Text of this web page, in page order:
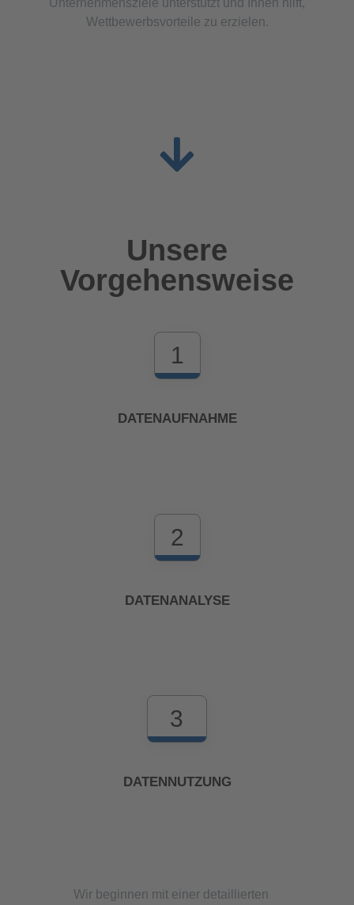
Unternehmensziele unterstützt und Ihnen hilft,
Wettbewerbsvorteile zu erzielen.
Unsere
Vorgehensweise
1
DATENAUFNAHME
2
DATENANALYSE
3
DATENNUTZUNG
Wir beginnen mit einer detaillierten